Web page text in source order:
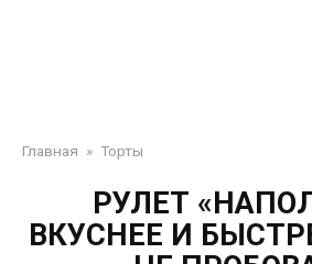
Главная » Торты
РУЛЕТ
ВКУСНЕЕ И